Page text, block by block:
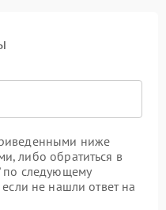
ниже
либо обратиться в
по следующему
если не нашли ответ на